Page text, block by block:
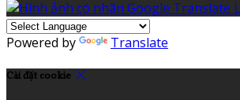
Powered by Translate
Cài đặt cookie